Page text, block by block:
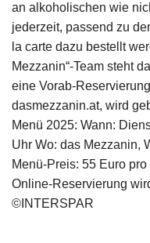
an alkoholischen wie
jederzeit, passend zu
la carte dazu bestellt
Mezzanin“-Team steht
eine Vorab-
dasmezzanin.at, wird
Menü 2025: Wann:
Uhr Wo: das Mezzanin,
Menü-Preis: 55 Euro
Online-Reservierung
©INTERSPAR